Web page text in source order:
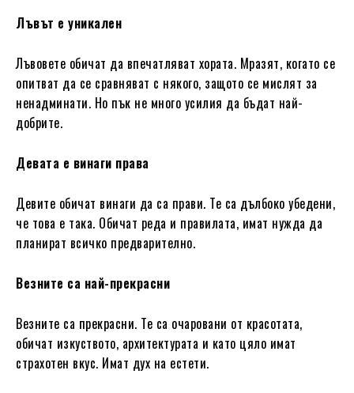
Лъвът е уникален
Лъвовете обичат да впечатляват хората. Мразят, когато се
опитват да се сравняват с някого, защото се мислят за
ненадминати. Но пък не много усилия да бъдат най-
добрите.
Девата е винаги права
Девите обичат винаги да са прави. Те са дълбоко убедени,
че това е така. Обичат реда и правилата, имат нужда да
планират всичко предварително.
Везните са най-прекрасни
Везните са прекрасни. Те са очаровани от красотата,
обичат изкуството, архитектурата и като цяло имат
страхотен вкус. Имат дух на естети.